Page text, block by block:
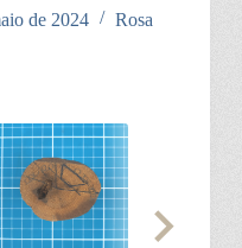
de 2024 Rosa